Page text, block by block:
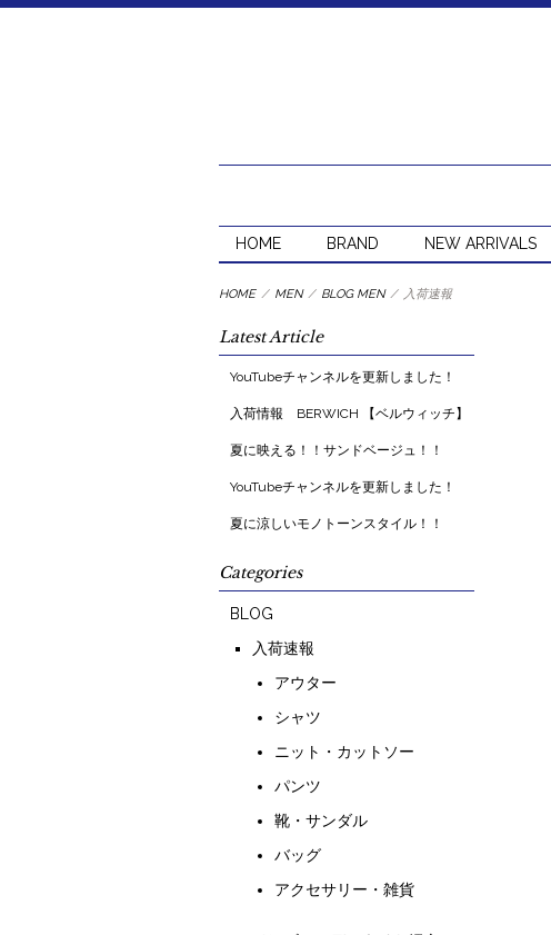
HOME BRAND NEW ARRIVALS
HOME / MEN / BLOG MEN / 入荷速報
Latest Article
YouTubeチャンネルを更新しました！
入荷情報 BERWICH 【ベルウィッチ】
夏に映える！！サンドベージュ！！
YouTubeチャンネルを更新しました！
夏に涼しいモノトーンスタイル！！
Categories
BLOG
入荷速報
アウター
シャツ
ニット・カットソー
パンツ
靴・サンダル
バッグ
アクセサリー・雑貨